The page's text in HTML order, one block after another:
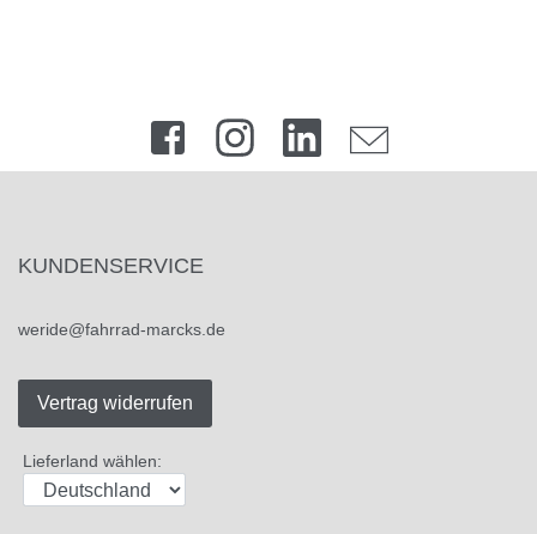
KUNDENSERVICE
weride@fahrrad-marcks.de
Vertrag widerrufen
Lieferland wählen: